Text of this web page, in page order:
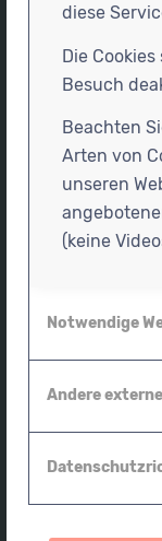
diese
Die
Besuch
Beachten
Arten von
unseren
(keine
Notwendige
Andere
Montag –
nach
Formulare für
Downloadhier
Bewerten